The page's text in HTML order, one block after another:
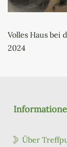
Volles Haus bei
2024
Über